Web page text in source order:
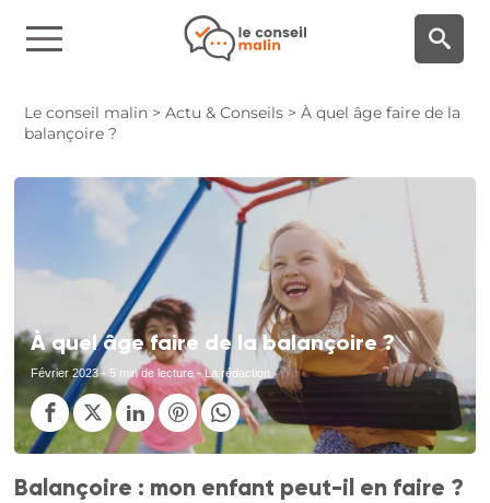
Le conseil malin >Actu & Conseils >À quel âge faire de la
balançoire ?
À quel âge faire de la balançoire ?
Février 2023- 5 min de lecture - La rédaction
Balançoire : mon enfant peut-il en faire ?